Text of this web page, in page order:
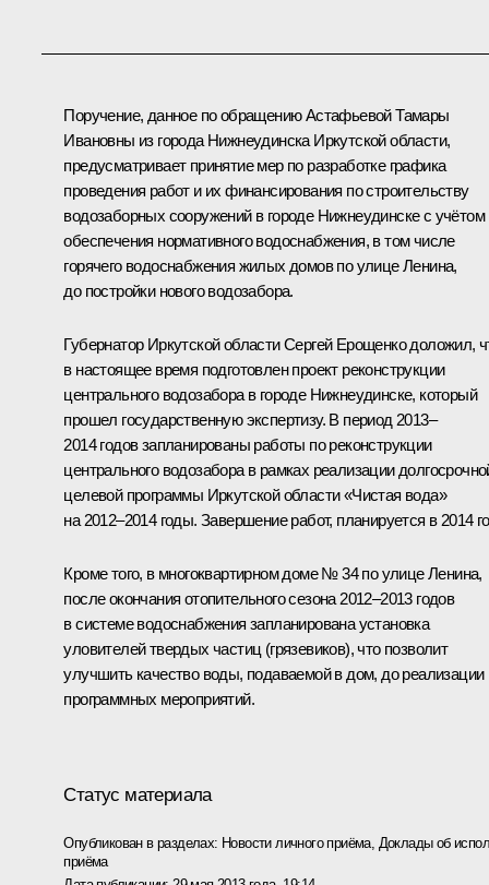
Поручение, данное по обращению Астафьевой Тамары
Ивановны из города Нижнеудинска Иркутской области,
предусматривает принятие мер по разработке графика
проведения работ и их финансирования по строительству
водозаборных сооружений в городе Нижнеудинске с учётом
обеспечения нормативного водоснабжения, в том числе
горячего водоснабжения жилых домов по улице Ленина,
до постройки нового водозабора.
Губернатор Иркутской области Сергей Ерощенко доложил,
в настоящее время подготовлен проект реконструкции
центрального водозабора в городе Нижнеудинске, который
прошел государственную экспертизу. В период 2013–
2014 годов запланированы работы по реконструкции
центрального водозабора в рамках реализации
целевой программы Иркутской области «Чистая вода»
на 2012–2014 годы. Завершение работ, планируется в 2014
Кроме того, в многоквартирном доме № 34 по улице Ленина,
после окончания отопительного сезона 2012–2013 годов
в системе водоснабжения запланирована установка
уловителей твердых частиц (грязевиков), что позволит
улучшить качество воды, подаваемой в дом, до реализации
программных мероприятий.
Статус материала
Опубликован в разделах: Новости личного приёма, Доклады об
приёма